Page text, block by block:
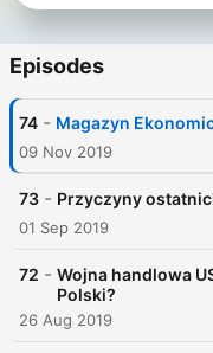
Episodes
74 - Magazyn
09 Nov 2019
73 - Przyczyny
01 Sep 2019
72 - Wojna handlowa
Polski?
26 Aug 2019